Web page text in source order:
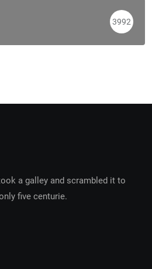
3992
a galley and scrambled it to
five centurie.